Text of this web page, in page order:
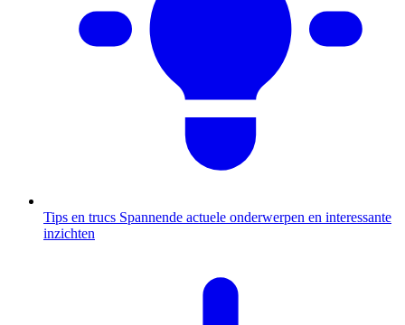
Tips en trucs Spannende actuele onderwerpen en interessante
inzichten